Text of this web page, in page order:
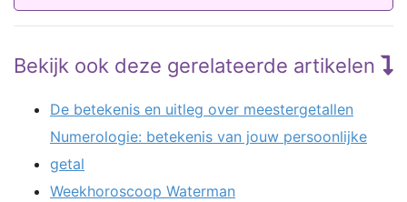
Bekijk ook deze gerelateerde artikelen
De betekenis en uitleg over meestergetallen
Numerologie: betekenis van jouw persoonlijke
getal
Weekhoroscoop Waterman